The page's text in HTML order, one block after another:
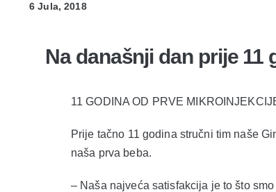
6 Jula, 2018
Na današnji dan prije
11 GODINA OD PRVE
Prije tačno 11 godina stručni tim naše
naša prva beba.
– Naša najveća satisfakcija je to što